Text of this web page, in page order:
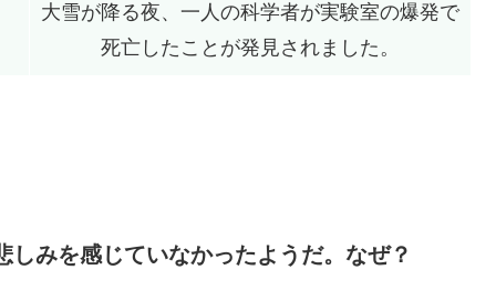
大雪が降る夜、一人の科学者が実験室の爆発で
死亡したことが発見されました。
みを感じていなかったようだ。なぜ？